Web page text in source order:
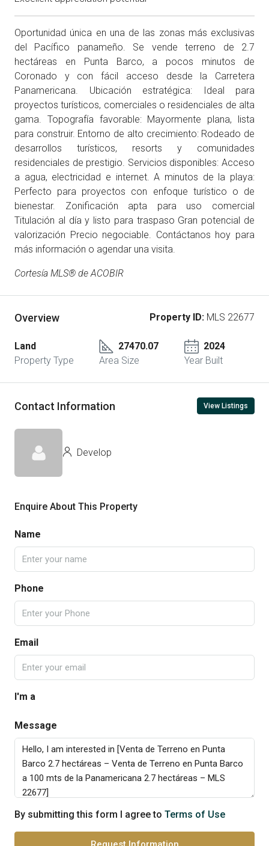
Oportunidad única en una de las zonas más exclusivas
del Pacífico panameño. Se vende terreno de 2.7
hectáreas en Punta Barco, a pocos minutos de
Coronado y con fácil acceso desde la Carretera
Panamericana. Ubicación estratégica: Ideal para
proyectos turísticos, comerciales o residenciales de alta
gama. Topografía favorable: Mayormente plana, lista
para construir. Entorno de alto crecimiento: Rodeado de
desarrollos turísticos, resorts y comunidades
residenciales de prestigio. Servicios disponibles: Acceso
a agua, electricidad e internet. A minutos de la playa:
Perfecto para proyectos con enfoque turístico o de
bienestar. Zonificación apta para uso comercial
Titulación al día y listo para traspaso Gran potencial de
valorización Precio negociable. Contáctanos hoy para
más información o agendar una visita.
Cortesía MLS® de ACOBIR
Overview Property ID: MLS 22677
Land
Property Type
27470.07
Area Size
2024
Year Built
Contact Information View Listings
Develop
Enquire About This Property
Name
Phone
Email
I'm a
Message
By submitting this form I agree to Terms of Use